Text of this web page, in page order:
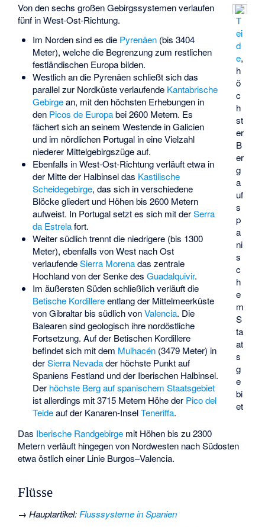
T
ei
d
e,
h
ö
c
h
st
er
B
er
g
a
uf
s
p
a
ni
s
c
h
e
m
S
ta
at
s
g
e
bi
et
Von den sechs großenGebirgssystemenverlaufen
fünf in West-Ost-Richtung.
Im Norden sind es die Pyrenäen(bis 3404
Meter), welche die Begrenzung zum restlichen
festländischen Europa bilden.
Westlich an die Pyrenäen schließt sich das
parallel zur Nordküste verlaufende Kantabrische
Gebirgean, mit den höchsten Erhebungen in
den Picos de Europabei 2600 Metern. Es
fächert sich an seinem Westende in Galicien
und im nördlichen Portugal in eine Vielzahl
niederer Mittelgebirgszüge auf.
Ebenfalls in West-Ost-Richtung verläuft etwa in
der Mitte der Halbinsel das Kastilische
Scheidegebirge, das sich in verschiedene
Blöcke gliedert und Höhen bis 2600 Metern
aufweist. In Portugal setzt es sich mit derSerra
da Estrelafort.
Weiter südlich trennt die niedrigere (bis 1300
Meter), ebenfalls von West nach Ost
verlaufendeSierra Morenadas zentrale
Hochland von der Senke des Guadalquivir.
Im äußersten Süden schließlich verläuft die
Betische Kordillereentlang der Mittelmeerküste
von Gibraltar bis südlich vonValencia. Die
Balearen sind geologisch ihre nordöstliche
Fortsetzung. Auf der Betischen Kordillere
befindet sich mit dem Mulhacén(3479 Meter) in
derSierra Nevadader höchste Punkt auf
Spaniens Festland und der Iberischen Halbinsel.
Der höchste Berg auf spanischem Staatsgebiet
ist allerdings mit 3715 Metern Höhe der Pico del
Teideauf der Kanaren-InselTeneriffa.
Das Iberische Randgebirge mit Höhen bis zu 2300
Metern verläuft hingegen von Nordwesten nach Südosten
etwa östlich einer Linie Burgos–Valencia.
Flüsse
→Hauptartikel: Flusssysteme in Spanien